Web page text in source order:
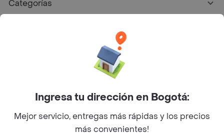
Categorías
Facebook
Twitter
Instagram
©2026Rappi Inc. All rights reserved.
Ingresa tu dirección en Bogotá:
Mejor servicio, entregas más rápidas y los precios
más convenientes!